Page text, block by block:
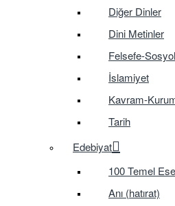
Diğer Dinler
Dini Metinler
Felsefe-
İslamiyet
Kavram-
Tarih
Edebiyat
100 Temel
Anı (hatırat)